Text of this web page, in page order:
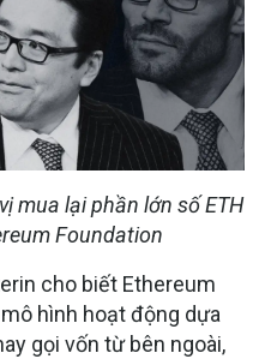
mua lại phần lớn số ETH
Foundation
cho biết Ethereum
hình hoạt động dựa
gọi vốn từ bên ngoài,